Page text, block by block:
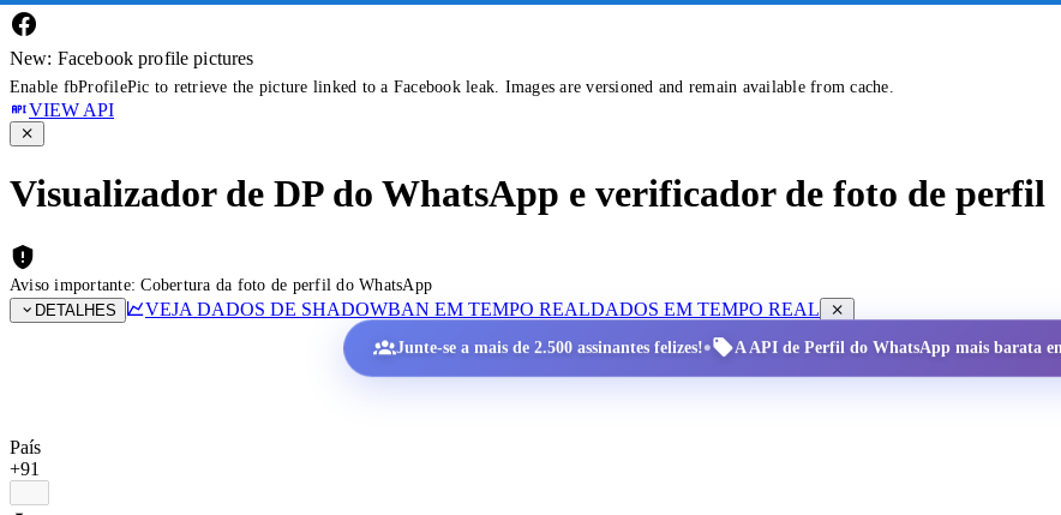
New: Facebook profile pictures
Enable fbProfilePic to retrieve the picture linked to a Facebook leak. Images are versioned and remain available from cache.
VIEW API
Visualizador de DP do WhatsApp e verificador de foto de perfil
Aviso importante: Cobertura da foto de perfil do WhatsApp
DETALHES
VEJA DADOS DE SHADOWBAN EM TEMPO REALDADOS EM TEMPO REAL
Junte-se a mais de 2.500 assinantes felizes!• A API de Perfil do WhatsApp mais barata
País
+91